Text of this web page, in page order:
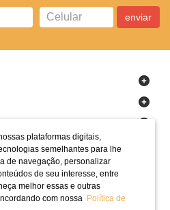
plataformas digitais,
semelhantes para lhe
de navegação, personalizar
de seu interesse, entre
melhor essas e outras
com nossa Política de
enviar